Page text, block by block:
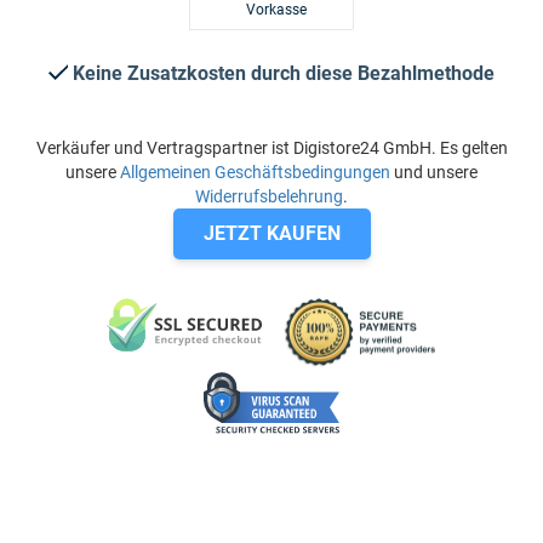
Vorkasse
Keine Zusatzkosten durch diese Bezahlmethode
Verkäufer und Vertragspartner ist Digistore24 GmbH. Es gelten
unsereAllgemeinen Geschäftsbedingungen und unsere
Widerrufsbelehrung.
JETZT KAUFEN